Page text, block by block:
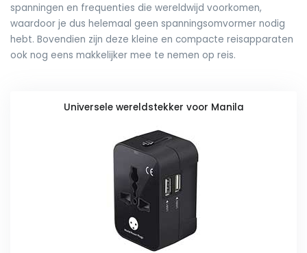
spanningen en frequenties die wereldwijd voorkomen,
waardoor je dus helemaal geen spanningsomvormer nodig
hebt. Bovendien zijn deze kleine en compacte reisapparaten
ook nog eens makkelijker mee te nemen op reis.
Universele wereldstekker voor Manila